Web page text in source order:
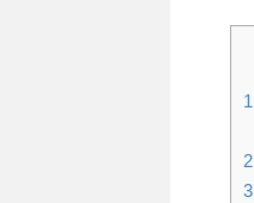
1
2
3